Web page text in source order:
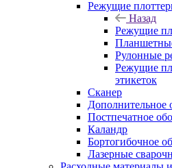
Режущие
Назад
Режущие
Рулонные
Режущие
этикеток
Сканер
Дополнительное
Постпечатное
Каландр
Бортогибочное
Лазерные